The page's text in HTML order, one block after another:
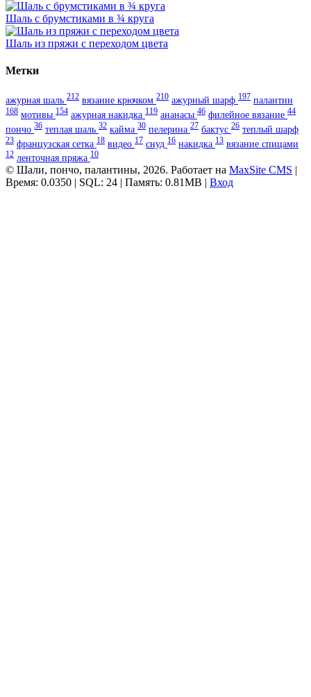
Шаль с брумстиками в ¾ круга
Шаль из пряжи с переходом цвета
Метки
ажурная шаль 212 вязание крючком 210 ажурный шарф 197 палантин
168 мотивы 154 ажурная накидка 119 ананасы 46 филейное вязание 44
пончо 36 теплая шаль 32 кайма 30 пелерина 27 бактус 26 теплый шарф
23 французская сетка 18 видео 17 снуд 16 накидка 13 вязание спицами
12 ленточная пряжа 10
© Шали, пончо, палантины, 2026. Работает на MaxSite CMS |
Время: 0.0350 | SQL: 24 | Память: 0.81MB | Вход